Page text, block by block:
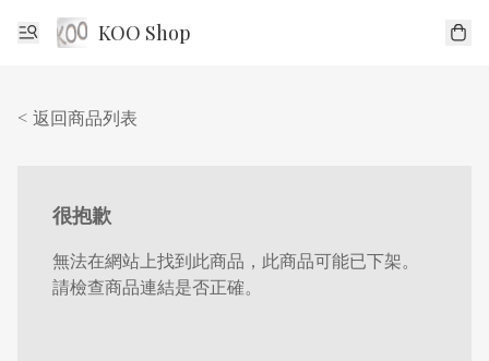
KOO Shop
< 返回商品列表
很抱歉
無法在網站上找到此商品，此商品可能已下架。
請檢查商品連結是否正確。